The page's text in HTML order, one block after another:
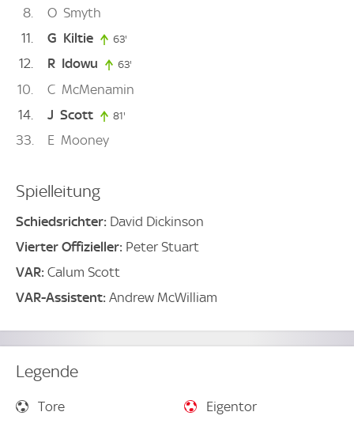
8 O Smyth
11
G Kiltie 63'
12 R Idowu 63'
10 C McMenamin
14
J Scott 81'
33 E Mooney
Spielleitung
Schiedsrichter: David Dickinson
Vierter Offizieller: Peter Stuart
VAR: Calum Scott
VAR-Assistent: Andrew McWilliam
Legende
Tore
Eigentor